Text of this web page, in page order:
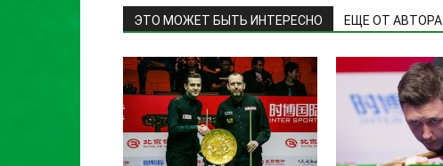
ЭТО МОЖЕТ БЫТЬ ИНТЕРЕСНО ЕЩЕ ОТ АВТОРА